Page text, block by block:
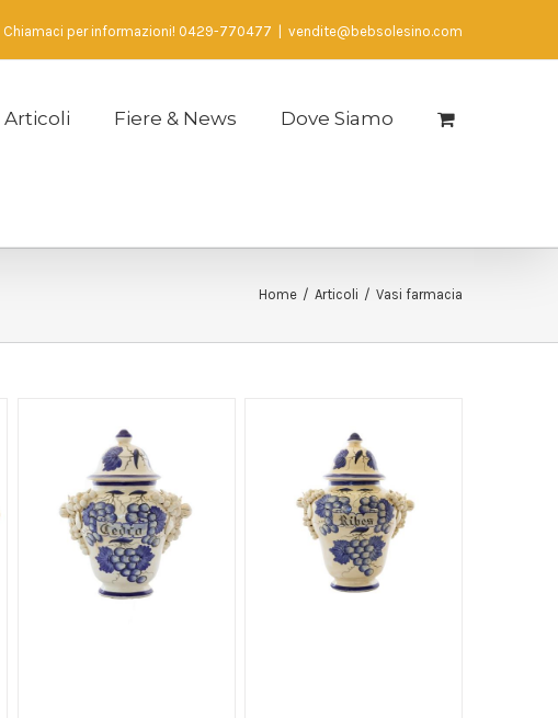
Chiamaci per informazioni! 0429-770477 | vendite@bebsolesino.com
Articoli Fiere & News Dove Siamo
Home / Articoli / Vasi farmacia